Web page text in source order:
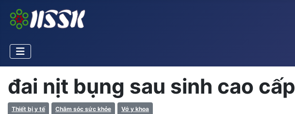
đai nịt bụng sau sinh cao cấp
Thiết bị y tế Chăm sóc sức khỏe Vớ y khoa